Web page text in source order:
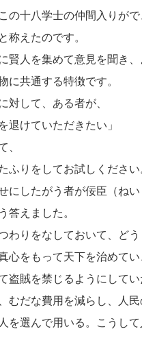
の十八学士の仲間入りが
称えたのです。
賢人を集めて意見を聞き
に共通する特徴です。
して、ある者が、
けていただきたい」
、
ふりをしてお試しくださ
にしたがう者が佞臣（ねい
答えました。
りをなしておいて、ど
心をもって天下を治めてい
賊を禁じるようにしてい
だな費用を減らし、人
を選んで用いる。こうし